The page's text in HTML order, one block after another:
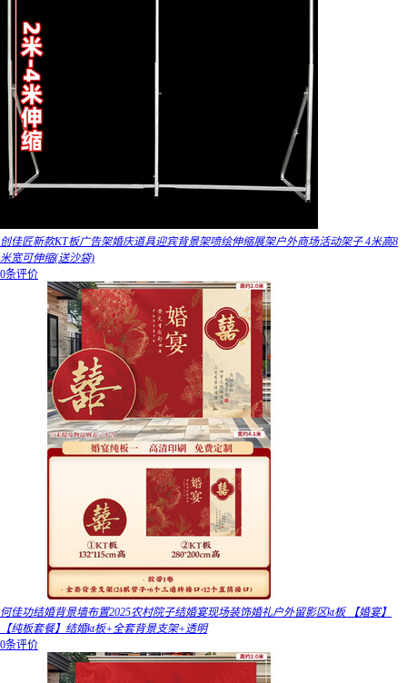
创佳匠新款KT板广告架婚庆道具迎宾背景架喷绘伸缩展架户外商场活动架子 4米高8
米宽可伸缩(送沙袋)
0条评价
何佳功结婚背景墙布置2025农村院子结婚宴现场装饰婚礼户外留影区kt板 【婚宴】
【纯板套餐】结婚kt板+全套背景支架+透明
0条评价